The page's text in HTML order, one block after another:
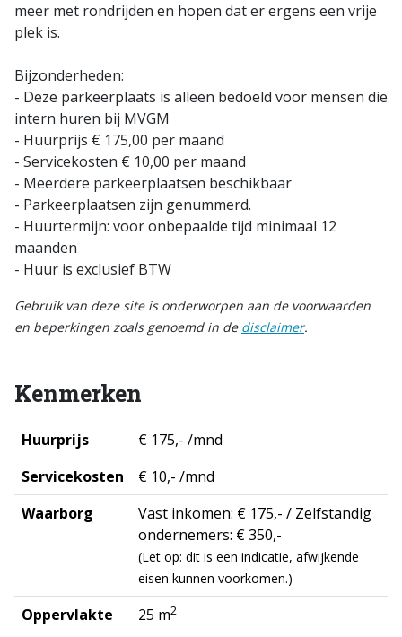
meer met rondrijden en hopen dat er ergens een vrije
plek is.
Bijzonderheden:
- Deze parkeerplaats is alleen bedoeld voor mensen die
intern huren bij MVGM
- Huurprijs € 175,00 per maand
- Servicekosten € 10,00 per maand
- Meerdere parkeerplaatsen beschikbaar
- Parkeerplaatsen zijn genummerd.
- Huurtermijn: voor onbepaalde tijd minimaal 12
maanden
- Huur is exclusief BTW
Gebruik van deze site is onderworpen aan de voorwaarden
en beperkingen zoals genoemd in de disclaimer.
Kenmerken
Huurprijs
€ 175,- /mnd
Servicekosten
€ 10,- /mnd
Waarborg
Vast inkomen: € 175,- / Zelfstandig
ondernemers: € 350,-
(Let op: dit is een indicatie, afwijkende
eisen kunnen voorkomen.)
Oppervlakte 25 m2